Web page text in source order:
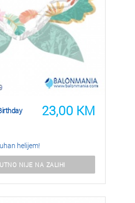
23,00 KM
helijem!
NIJE NA ZALIHI